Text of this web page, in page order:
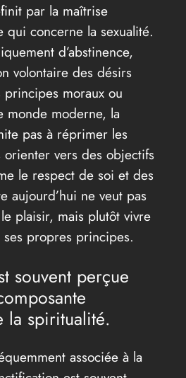
par la maîtrise
qui concerne la sexualité.
d’abstinence,
volontaire des désirs
principes moraux ou
monde moderne, la
pas à réprimer les
vers des objectifs
le respect de soi et des
aujourd’hui ne veut pas
plaisir, mais plutôt vivre
ses propres principes.
souvent perçue
la spiritualité.
associée à la